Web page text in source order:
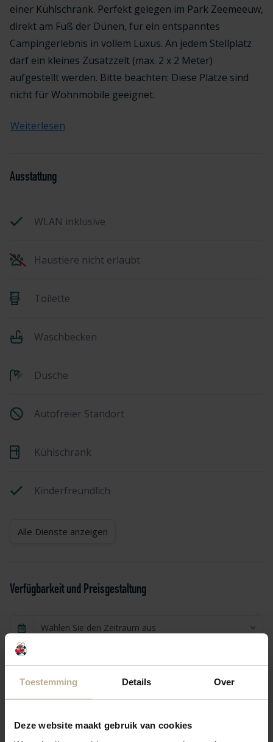
Toestemming Details Over
Deze website maakt gebruik van cookies
einer Kühlschrank. Perfekt gelegen im Park Zeemeeuw,
direkt am Fuß der Dünen, für ein entspanntes
Campingerlebnis in vollem Luxus. An jedem Stellplatz
darf ein kleines Zusatzzelt (max. 2 x 2 Meter)
aufgestellt werden. Bitte beachten: Diese Plätze sind
nicht für Wohnmobile geeignet.
Weiterlesen
Ausstattung
WLAN inklusive
Haustiere nicht erlaubt
Toilette
Waschbecken
Dusche
Autofreier Standort
Kühlschrank
Kinderfreundlich
Alle Dienste anzeigen
Verfügbarkeit und Preisgestaltung
Wählen Sie den Zeitraum aus
Zurück
Mo. 24 Aug. Di. 25 Aug.